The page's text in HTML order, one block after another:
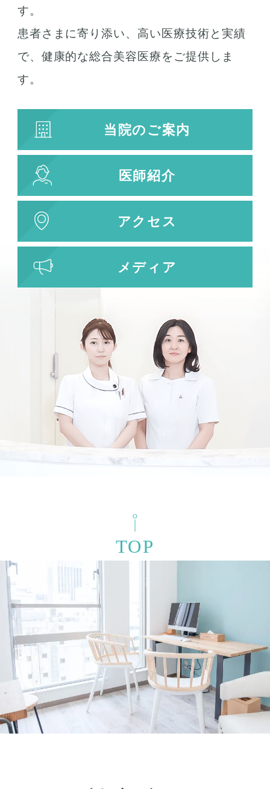
キューブライト
刺青（タトゥー）除去
ビューホット
フリーワード検索
検索結果を表示する
す。
患者さまに寄り添い、高い医療技術と実績
で、健康的な総合美容医療をご提供しま
す。
当院のご案内
医師紹介
アクセス
メディア
TOP